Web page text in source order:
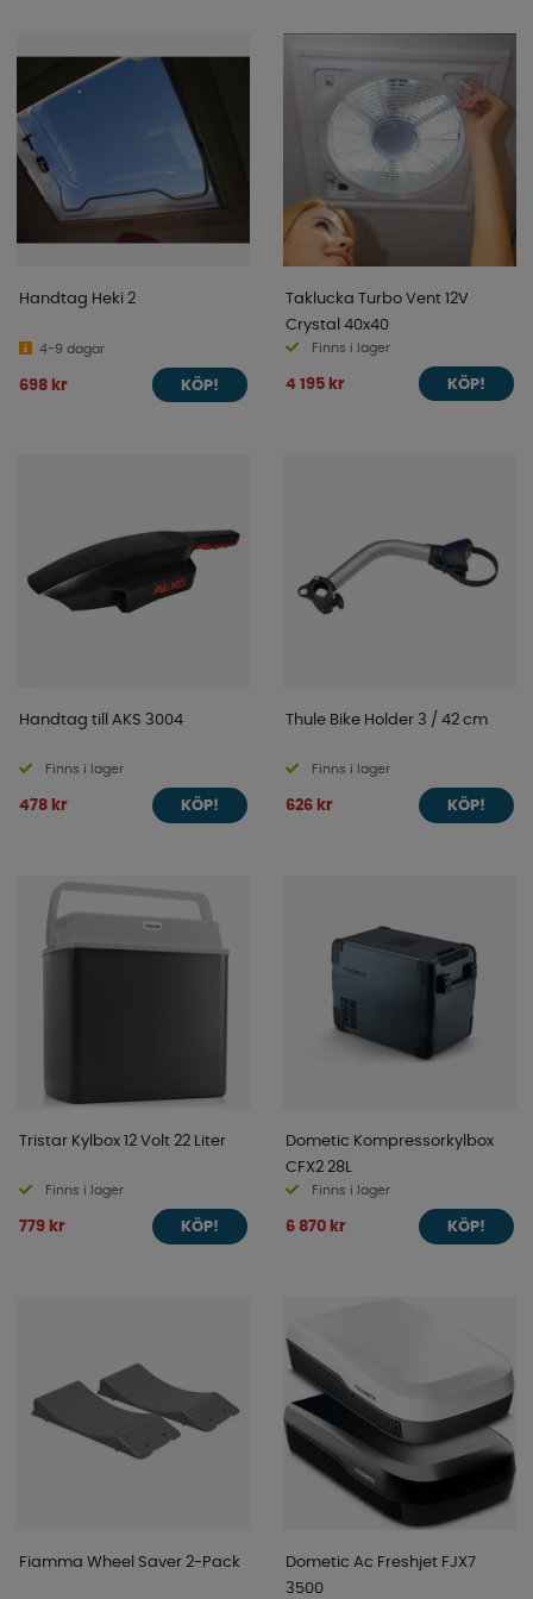
Handtag Heki 2
4-9 dagar
698 kr KÖP!
Taklucka Turbo Vent 12V
Crystal 40x40
Finns i lager
4 195 kr KÖP!
Handtag till AKS 3004
Finns i lager
478 kr KÖP!
Thule Bike Holder 3 / 42 cm
Finns i lager
626 kr KÖP!
Tristar Kylbox 12 Volt 22 Liter
Finns i lager
779 kr KÖP!
Dometic Kompressorkylbox
CFX2 28L
Finns i lager
6 870 kr KÖP!
Fiamma Wheel Saver 2-Pack
Dometic Ac Freshjet FJX7
3500